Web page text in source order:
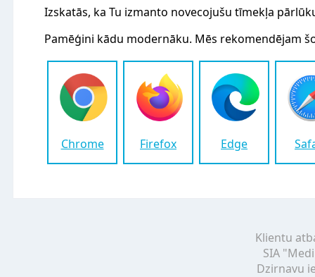
Izskatās, ka Tu izmanto novecojušu tīmekļa
Pamēģini kādu modernāku. Mēs rekomendējam
Chrome Firefox Edge
Klientu
SIA
Dzirnavu